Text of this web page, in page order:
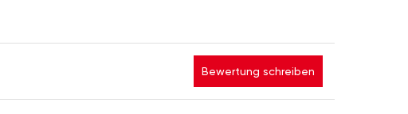
Bewertung schreiben